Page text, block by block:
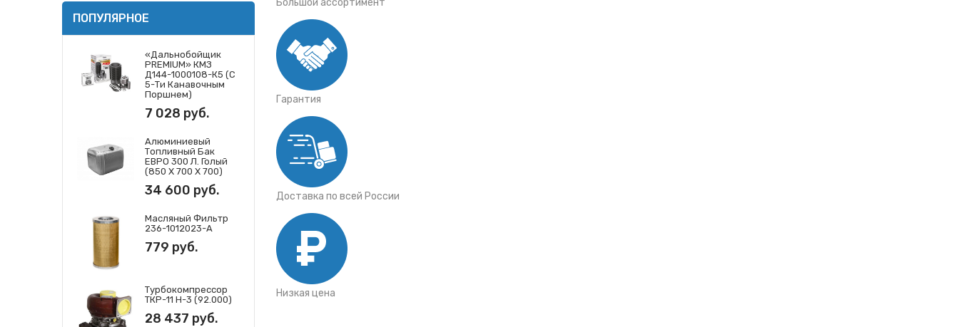
ПОПУЛЯРНОЕ
«Дальнобойщик
PREMIUM» КМЗ
Д144-1000108-К5 (с
5-Ти Канавочным
Поршнем)
7 028 руб.
Алюминиевый
Топливный Бак
ЕВРО 300 Л. Голый
(850 Х 700 Х 700)
34 600 руб.
Масляный Фильтр
236-1012023-А
779 руб.
Турбокомпрессор
ТКР-11 Н-3 (92.000)
28 437 руб.
Большой ассортимент
Гарантия
Доставка по всей России
Низкая цена